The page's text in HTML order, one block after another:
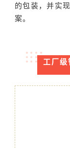
的包装，并实
案。
工厂级